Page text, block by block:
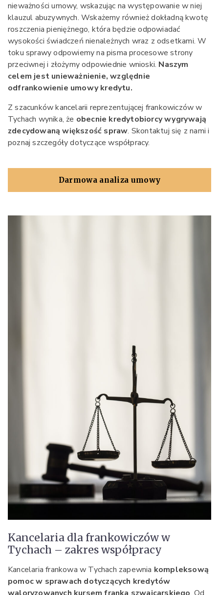
nieważności umowy, wskazując na występowanie w niej
klauzul abuzywnych. Wskażemy również dokładną kwotę
roszczenia pieniężnego, która będzie odpowiadać
wysokości świadczeń nienależnych wraz z odsetkami. W
toku sprawy odpowiemy na pisma procesowe strony
przeciwnej i złożymy odpowiednie wnioski. Naszym
celem jest unieważnienie, względnie
odfrankowienie umowy kredytu.
Z szacunków kancelarii reprezentującej frankowiczów w
Tychach wynika, że obecnie kredytobiorcy wygrywają
zdecydowaną większość spraw. Skontaktuj się z nami i
poznaj szczegóły dotyczące współpracy.
Darmowa analiza umowy
Kancelaria dla frankowiczów w
Tychach – zakres współpracy
Kancelaria frankowa w Tychach zapewnia kompleksową
pomoc w sprawach dotyczących kredytów